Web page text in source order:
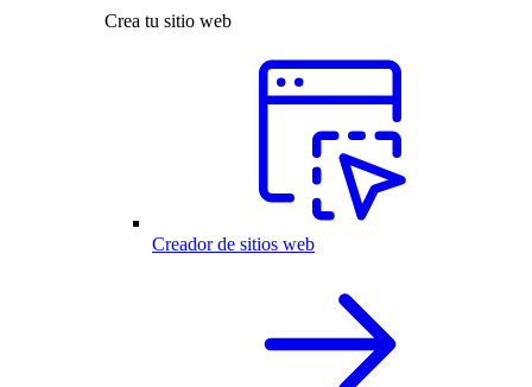
Crea tu sitio web
Creador de sitios web